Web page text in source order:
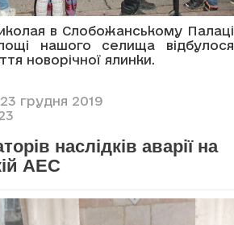
в Слобожанському Палаці
нашого селища відбулося
новорічної ялинки.
грудня 2019
наслідків аварії на
АЕС